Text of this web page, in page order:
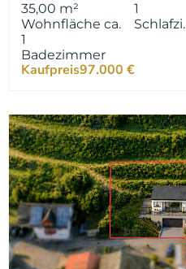
35,00 m²
Wohnfläche ca.
1
Schlafzi.
1
Badezimmer
Kaufpreis97.000 €